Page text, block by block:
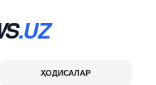
.UZ
ҲОДИСАЛАР